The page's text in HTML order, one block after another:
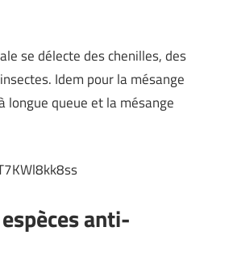
se délecte des chenilles, des
Idem pour la mésange
longue queue et la mésange
anti-